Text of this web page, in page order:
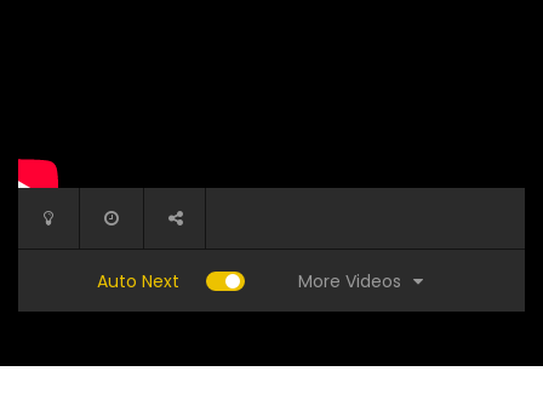
Auto Next More Videos